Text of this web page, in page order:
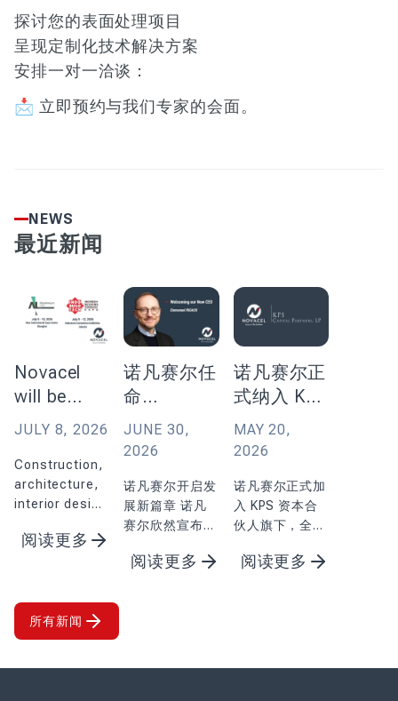
探讨您的表面处理项目
呈现定制化技术解决方案
安排一对一洽谈：
📩 立即预约与我们专家的会面。
NEWS
最近新闻
Novacel
will be
participating
major
events in
JULY 8, 2026
Construction,
architecture,
interior design
processing
quality plays a
key role.
Through its
阅读更多
诺凡赛尔任
命
Emmanuel
Rigaux 为
JUNE 30,
2026
诺凡赛尔开启发
展新篇章 诺凡
赛尔欣然宣布，
戈自 2026 年 7
阅读更多
诺凡赛尔正
式纳入 KPS
资本合伙人
投资组合
MAY 20,
2026
诺凡赛尔正式加
入 KPS 资本合
伙人旗下，全面
力 诺凡赛尔宣
阅读更多
所有新闻